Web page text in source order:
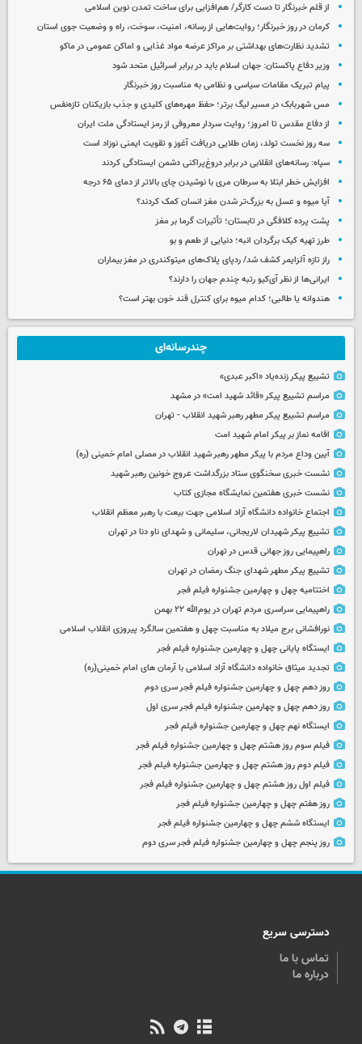
از قلم خبرنگار تا دست کارگر/ هم‌افزایی برای ساخت تمدن نوین اسلامی
کرمان در روز خبرنگار؛ روایت‌هایی از رسانه، امنیت، سوخت، راه و وضعیت جوی استان
تشدید نظارت‌های بهداشتی بر مراکز عرضه مواد غذایی و اماکن عمومی در ماکو
وزیر دفاع پاکستان: جهان اسلام باید در برابر اسرائیل متحد شود
پیام تبریک مقامات سیاسی و نظامی به مناسبت روز خبرنگار
مس شهربابک در مسیر لیگ برتر؛ حفظ مهره‌های کلیدی و جذب بازیکنان تازه‌نفس
از دفاع مقدس تا امروز؛ روایت سردار معروفی از رمز ایستادگی ملت ایران
سه روز نخست تولد، زمان طلایی دریافت آغوز و تقویت ایمنی نوزاد است
سپاه: رسانه‌های انقلابی در برابر دروغ‌پراکنی دشمن ایستادگی کردند
افزایش خطر ابتلا به سرطان مری با نوشیدن چای بالاتر از دمای ۶۵ درجه
آیا میوه و عسل به بزرگ‌تر شدن مغز انسان کمک کردند؟
پشت پرده کلافگی در تابستان؛ تأثیرات گرما بر مغز
طرز تهیه کیک برگردان انبه؛ دنیایی از طعم و بو
راز تازه آلزایمر کشف شد/ ردپای پلاک‌های میتوکندری در مغز بیماران
ایرانی‌ها از نظر آی‌کیو رتبه چندم جهان را دارند؟
هندوانه یا طالبی؛ کدام‌ میوه برای کنترل قند خون بهتر است؟
چندرسانه‌ای
تشییع پیکر زنده‌یاد «اکبر عبدی»
مراسم تشییع پیکر «قائد شهید امت» در مشهد
مراسم تشییع پیکر مطهر رهبر شهید انقلاب - تهران
اقامه نماز بر پیکر امام شهید امت
آیین وداع مردم با پیکر مطهر رهبر شهید انقلاب در مصلی امام خمینی (ره)
نشست خبری سخنگوی ستاد بزرگداشت عروج خونین رهبر شهید
نشست خبری هفتمین نمایشگاه مجازی کتاب
اجتماع خانواده دانشگاه آزاد اسلامی جهت بیعت با رهبر معظم انقلاب
تشییع پیکر شهیدان لاریجانی، سلیمانی و شهدای ناو دنا در تهران
راهپیمایی روز جهانی قدس در تهران
تشییع پیکر مطهر شهدای جنگ رمضان در تهران
اختتامیه چهل و چهارمین جشنواره فیلم فجر
راهپیمایی سراسری مردم تهران در یوم‌الله ۲۲ بهمن
نورافشانی برج میلاد به مناسبت چهل‌ و هفتمین سالگرد پیروزی انقلاب اسلامی
ایستگاه پایانی چهل و چهارمین جشنواره فیلم فجر
تجدید میثاق خانواده دانشگاه آزاد اسلامی با آرمان های امام خمینی(ره)
روز دهم چهل و چهارمین جشنواره فیلم فجر سری دوم
روز دهم چهل و چهارمین جشنواره فیلم فجر سری اول
ایستگاه نهم چهل و چهارمین جشنواره فیلم فجر
فیلم سوم روز هشتم چهل و چهارمین جشنواره فیلم فجر
فیلم دوم روز هشتم چهل و چهارمین جشنواره فیلم فجر
فیلم اول روز هشتم چهل و چهارمین جشنواره فیلم فجر
روز هفتم چهل و چهارمین جشنواره فیلم فجر
ایستگاه ششم چهل و چهارمین جشنواره فیلم فجر
روز پنجم چهل و چهارمین جشنواره فیلم فجر سری دوم
دسترسی سریع
تماس با ما
درباره ما